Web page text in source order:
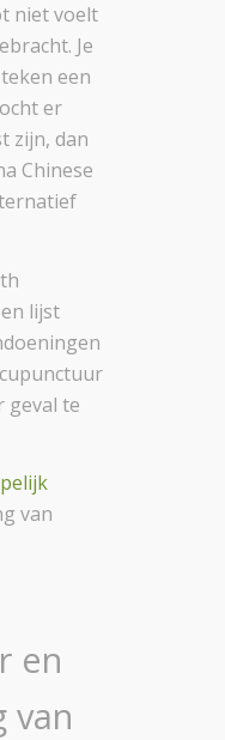
niet voelt
Je
een
er
zijn, dan
Chinese
lijst
geval te
van
en
van